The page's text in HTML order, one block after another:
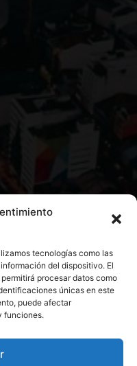
tecnologías como las
del dispositivo. El
procesar datos como
únicas en este
puede afectar
funciones.